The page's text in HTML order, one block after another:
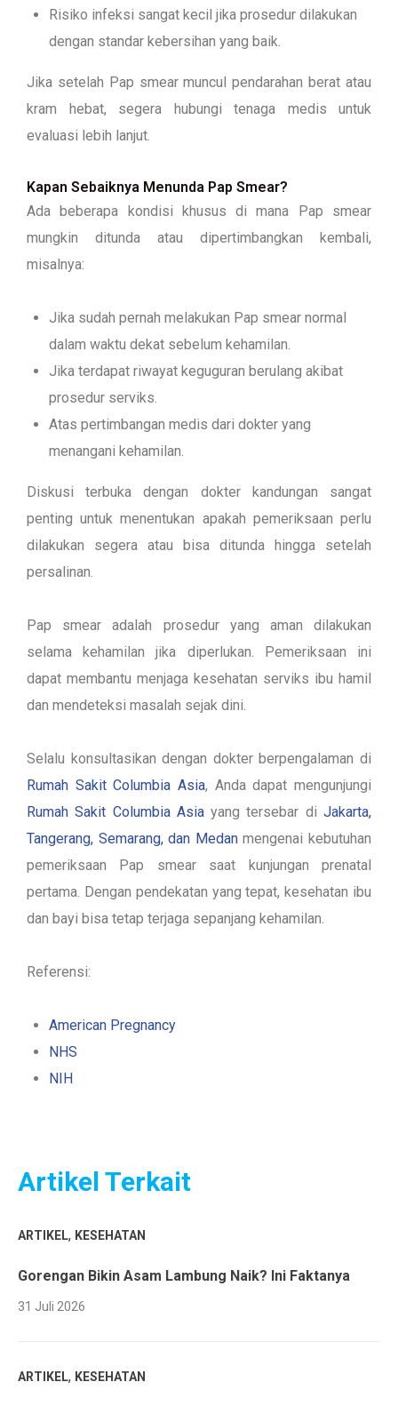
Risiko infeksi sangat kecil jika prosedur dilakukan
dengan standar kebersihan yang baik.
Jika setelah Pap smear muncul pendarahan berat atau
kram hebat, segera hubungi tenaga medis untuk
evaluasi lebih lanjut.
Kapan Sebaiknya Menunda Pap Smear?
Ada beberapa kondisi khusus di mana Pap smear
mungkin ditunda atau dipertimbangkan kembali,
misalnya:
Jika sudah pernah melakukan Pap smear normal
dalam waktu dekat sebelum kehamilan.
Jika terdapat riwayat keguguran berulang akibat
prosedur serviks.
Atas pertimbangan medis dari dokter yang
menangani kehamilan.
Diskusi terbuka dengan dokter kandungan sangat
penting untuk menentukan apakah pemeriksaan perlu
dilakukan segera atau bisa ditunda hingga setelah
persalinan.
Pap smear adalah prosedur yang aman dilakukan
selama kehamilan jika diperlukan. Pemeriksaan ini
dapat membantu menjaga kesehatan serviks ibu hamil
dan mendeteksi masalah sejak dini.
Selalu konsultasikan dengan dokterberpengalaman di
Rumah Sakit Columbia Asia, Anda dapat mengunjungi
Rumah Sakit Columbia Asiayang tersebar diJakarta,
Tangerang, Semarang, dan Medanmengenai kebutuhan
pemeriksaan Pap smear saat kunjungan prenatal
pertama. Dengan pendekatan yang tepat, kesehatan ibu
dan bayi bisa tetap terjaga sepanjang kehamilan.
Referensi:
American Pregnancy
NHS
NIH
Artikel Terkait
ARTIKEL, KESEHATAN
Gorengan Bikin Asam Lambung Naik? Ini Faktanya
31 Juli 2026
ARTIKEL, KESEHATAN